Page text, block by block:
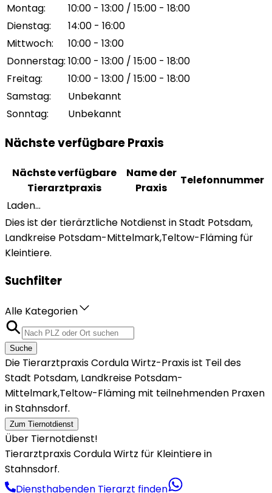
Montag:
10:00 - 13:00 / 15:00 - 18:00
Dienstag:
14:00 - 16:00
Mittwoch:
10:00 - 13:00
Donnerstag: 10:00 - 13:00 / 15:00 - 18:00
Freitag:
10:00 - 13:00 / 15:00 - 18:00
Samstag:
Unbekannt
Sonntag: Unbekannt
Nächste verfügbare Praxis
Nächste verfügbare
Tierarztpraxis
Name der
Praxis
Telefonnummer
Laden...
Dies ist der tierärztliche Notdienst in Stadt Potsdam,
Landkreise Potsdam-Mittelmark,Teltow-Fläming für
Kleintiere.
Suchfilter
Alle Kategorien
Suche
Die Tierarztpraxis Cordula Wirtz-Praxis ist Teil des
Stadt Potsdam, Landkreise Potsdam-
Mittelmark,Teltow-Fläming mit teilnehmenden Praxen
in Stahnsdorf.
Zum Tiernotdienst
Über Tiernotdienst!
Tierarztpraxis Cordula Wirtz für Kleintiere in
Stahnsdorf.
Diensthabenden Tierarzt finden